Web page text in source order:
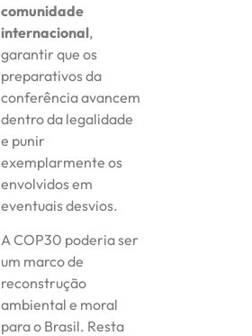
comunidade
internacional,
garantir que os
preparativos da
conferência avancem
dentro da legalidade
e punir
exemplarmente os
envolvidos em
eventuais desvios.
A COP30 poderia ser
um marco de
reconstrução
ambiental e moral
para o Brasil. Resta